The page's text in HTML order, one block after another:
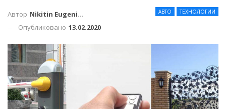
АВТО ТЕХНОЛОГИИ
Автор Nikitin Eugenius
Опубликовано 13.02.2020